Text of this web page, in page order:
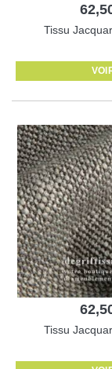
Tissu
Tissu